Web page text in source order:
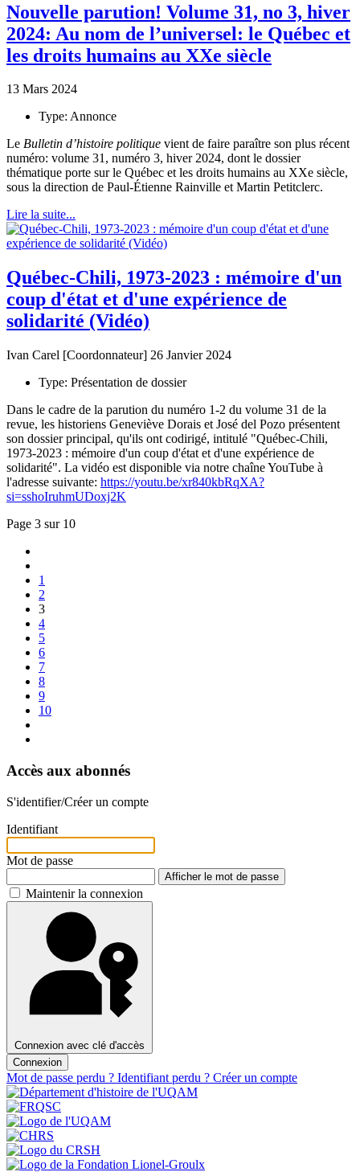
Nouvelle parution! Volume 31, no 3, hiver
2024: Au nom de l’universel: le Québec et
les droits humains au XXe siècle
13 Mars 2024
Type: Annonce
Le Bulletin d’histoire politique vient de faire paraître son plus récent
numéro: volume 31, numéro 3, hiver 2024, dont le dossier
thématique porte sur le Québec et les droits humains au XXe siècle,
sous la direction de Paul-Étienne Rainville et Martin Petitclerc.
Lire la suite...
Québec-Chili, 1973-2023 : mémoire d'un
coup d'état et d'une expérience de
solidarité (Vidéo)
Ivan Carel [Coordonnateur] 26 Janvier 2024
Type: Présentation de dossier
Dans le cadre de la parution du numéro 1-2 du volume 31 de la
revue, les historiens Geneviève Dorais et José del Pozo présentent
son dossier principal, qu'ils ont codirigé, intitulé "Québec-Chili,
1973-2023 : mémoire d'un coup d'état et d'une expérience de
solidarité". La vidéo est disponible via notre chaîne YouTube à
l'adresse suivante: https://youtu.be/xr840kbRqXA?
si=sshoIruhmUDoxj2K
Page 3 sur 10
1
2
3
4
5
6
7
8
9
10
Accès aux abonnés
S'identifier/Créer un compte
Identifiant
Mot de passe
Afficher le mot de passe
Maintenir la connexion
Connexion avec clé d'accès
Connexion
Mot de passe perdu ? Identifiant perdu ? Créer un compte